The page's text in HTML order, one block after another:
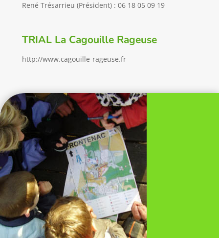
René Trésarrieu (Président) : 06 18 05 09 19
TRIAL La Cagouille Rageuse
http://www.cagouille-rageuse.fr